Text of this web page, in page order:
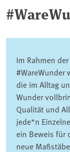
Im Rahmen
#WareWunder
die im Alltag
Wunder
Qualität und
jede*n
ein Beweis für
neue